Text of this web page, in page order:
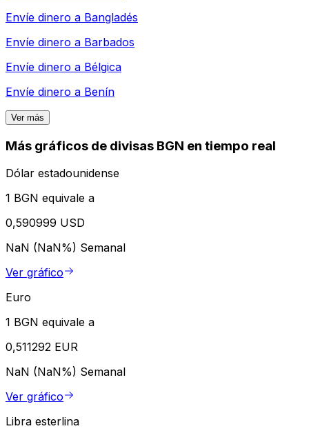
Envíe dinero a Bangladés
Envíe dinero a Barbados
Envíe dinero a Bélgica
Envíe dinero a Benín
Ver más
Más gráficos de divisas BGN en tiempo real
Dólar estadounidense
1 BGN equivale a
0,590999 USD
NaN (NaN%) Semanal
Ver gráfico
Euro
1 BGN equivale a
0,511292 EUR
NaN (NaN%) Semanal
Ver gráfico
Libra esterlina